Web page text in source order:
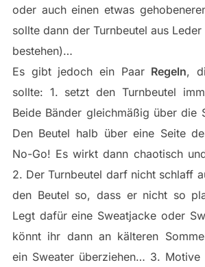
oder auch einen etwas
sollte dann der Turnbeutel aus
bestehen)…
Es gibt jedoch ein Paar Regeln,
sollte: 1. setzt den Turnbeutel
Beide Bänder gleichmäßig über die
Den Beutel halb über eine Seite
No-Go! Es wirkt dann chaotisch
2. Der Turnbeutel darf nicht schlaff
den Beutel so, dass er nicht so
Legt dafür eine Sweatjacke oder
könnt ihr dann an kälteren
ein Sweater überziehen… 3. Motive